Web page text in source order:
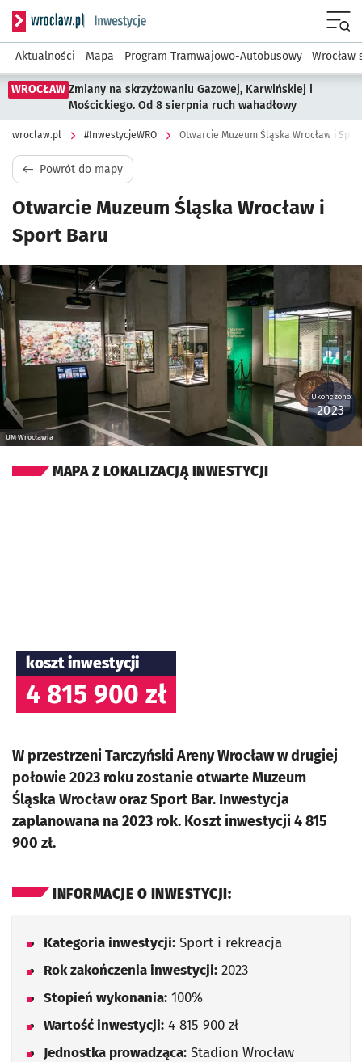
Serwis informacyjny wroclaw.pl podserwis:
Aktualności Mapa Program Tramwajowo-Autobusowy Wrocław
WROCŁAW Zmiany na skrzyżowaniu Gazowej, Karwińskiej i
Mościckiego. Od 8 sierpnia ruch wahadłowy
wroclaw.pl #InwestycjeWRO Otwarcie Muzeum Śląska Wrocław i
Powrót do mapy
Otwarcie Muzeum Śląska Wrocław i
Sport Baru
Kliknij, aby powiększyć
UM Wrocławia
Ukończono:
2023
MAPA Z LOKALIZACJĄ INWESTYCJI
koszt inwestycji
4 815 900 zł
W przestrzeni Tarczyński Areny Wrocław w drugiej
połowie 2023 roku zostanie otwarte Muzeum
Śląska Wrocław oraz Sport Bar. Inwestycja
zaplanowana na 2023 rok. Koszt inwestycji 4 815
900 zł.
INFORMACJE O INWESTYCJI:
Kategoria inwestycji: Sport i rekreacja
Rok zakończenia inwestycji: 2023
Stopień wykonania: 100%
Wartość inwestycji: 4 815 900 zł
Jednostka prowadząca: Stadion Wrocław